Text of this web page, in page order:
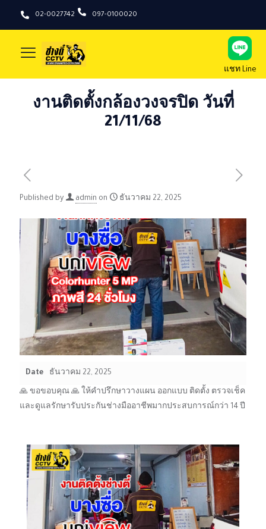
02-0027742 097-0100020
แชท Line
งานติดตั้งกล้องวงจรปิด วันที่
21/11/68
Published by admin on ธันวาคม 22, 2025
Date ธันวาคม 22, 2025
🙏 ขอขอบคุณ 🙏 ให้คำปรึกษาวางแผน ออกแบบ ติดตั้ง ตรวจเช็ค
และดูแลรักษารับประกันช่างมืออาชีพมากประสบการณ์กว่า 14 ปี